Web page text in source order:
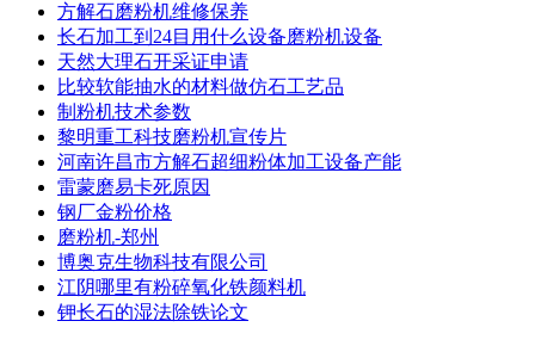
方解石磨粉机维修保养
长石加工到24目用什么设备磨粉机设备
天然大理石开采证申请
比较软能抽水的材料做仿石工艺品
制粉机技术参数
黎明重工科技磨粉机宣传片
河南许昌市方解石超细粉体加工设备产能
雷蒙磨易卡死原因
钢厂金粉价格
磨粉机-郑州
博奥克生物科技有限公司
江阴哪里有粉碎氧化铁颜料机
钾长石的湿法除铁论文